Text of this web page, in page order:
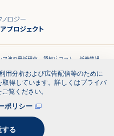
マ波の最新研究 認知症コラム
新着情報
ライバシー 資料ダウンロード
究所. All Rights Reserved.
用分析および広告配信等のために
得しています。詳しくはプライバ
覧ください。
ポリシー
する